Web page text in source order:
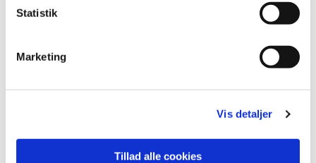
Statistik
Marketing
Vis detaljer
Tillad alle cookies